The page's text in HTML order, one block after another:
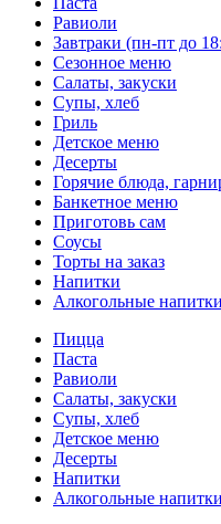
Равиоли
Завтраки (пн-пт до
Сезонное меню
Салаты, закуски
Супы, хлеб
Гриль
Детское меню
Десерты
Горячие блюда,
Банкетное меню
Приготовь сам
Соусы
Торты на заказ
Напитки
Алкогольные напитки
Пицца
Паста
Равиоли
Салаты, закуски
Супы, хлеб
Детское меню
Десерты
Напитки
Алкогольные напитки